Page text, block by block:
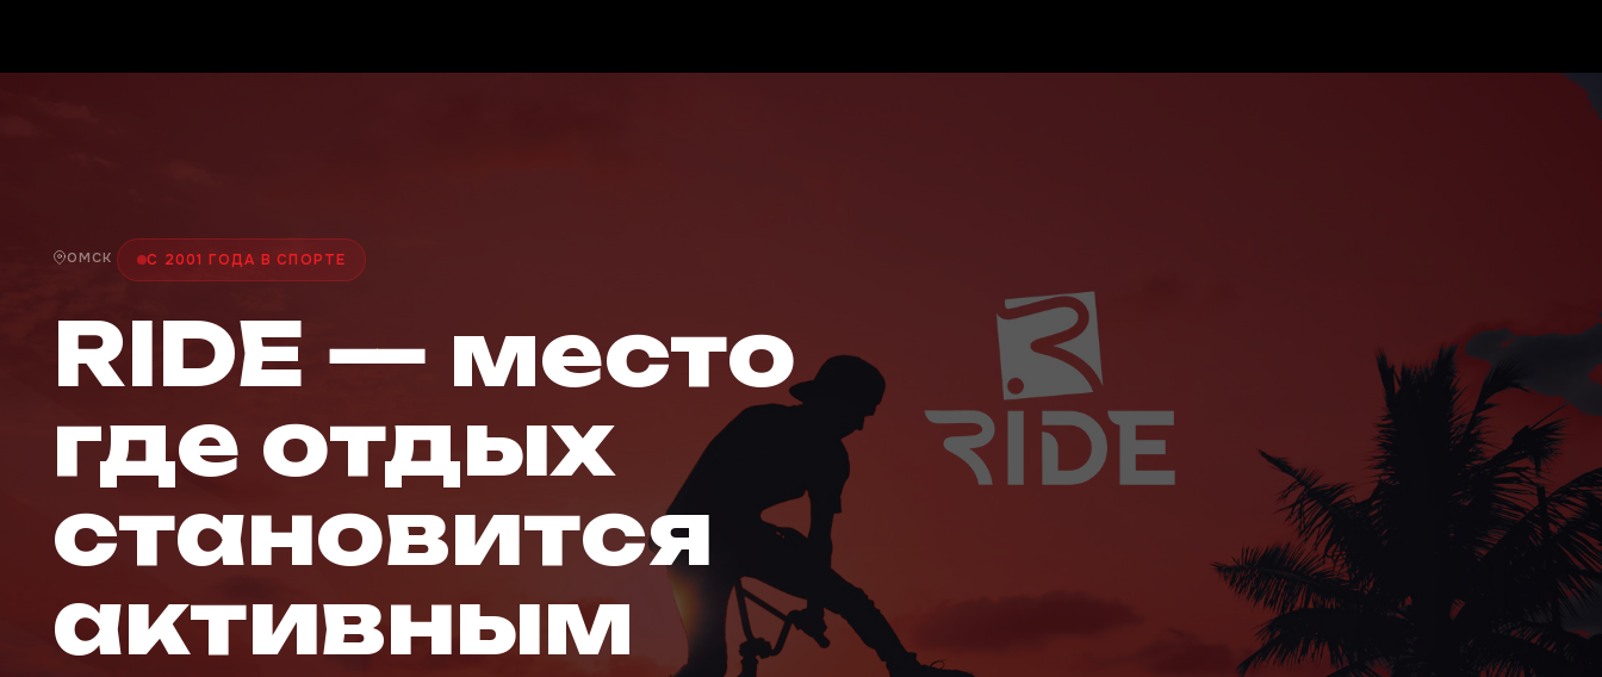
ОМСК С 2001 ГОДА В СПОРТЕ
RIDE — место
где отдых
становится
активным